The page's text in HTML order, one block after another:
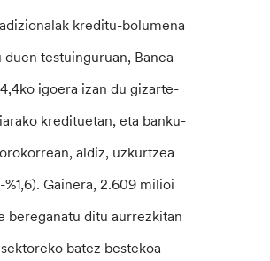
kreditu-bolumena
testuinguruan, Banca
igoera izan du gizarte-
kredituetan, eta banku-
aldiz, uzkurtzea
%1,6). Gainera, 2.609 milioi
bereganatu ditu aurrezkitan
batez bestekoa